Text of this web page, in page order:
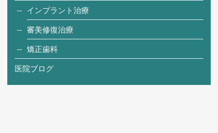
インプラント治療
審美修復治療
矯正歯科
医院ブログ